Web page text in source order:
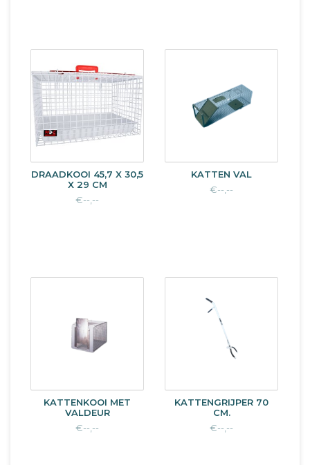
DRAADKOOI 45,7 X 30,5
X 29 CM
€--,--
KATTEN VAL
€--,--
KATTENKOOI MET
VALDEUR
€--,--
KATTENGRIJPER 70
CM.
€--,--